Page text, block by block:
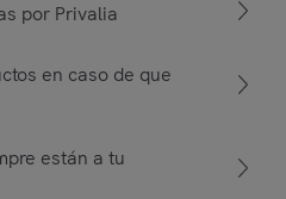
por Privalia
en caso de que
están a tu